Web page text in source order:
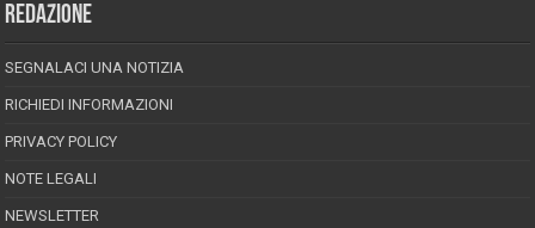
REDAZIONE
SEGNALACI UNA NOTIZIA
RICHIEDI INFORMAZIONI
PRIVACY POLICY
NOTE LEGALI
NEWSLETTER